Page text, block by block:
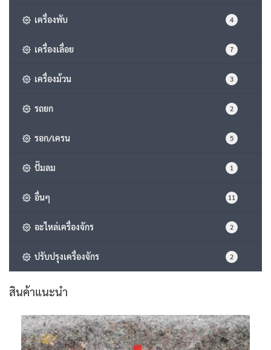
เครื่องพับ 4
เครื่องเลื่อย 7
เครื่องม้วน 3
รถยก 2
รอก/เครน 5
ปั๊มลม 1
อื่นๆ 11
อะไหล่เครื่องจักร 2
ปรับปรุงเครื่องจักร 2
สินค้าแนะนำ